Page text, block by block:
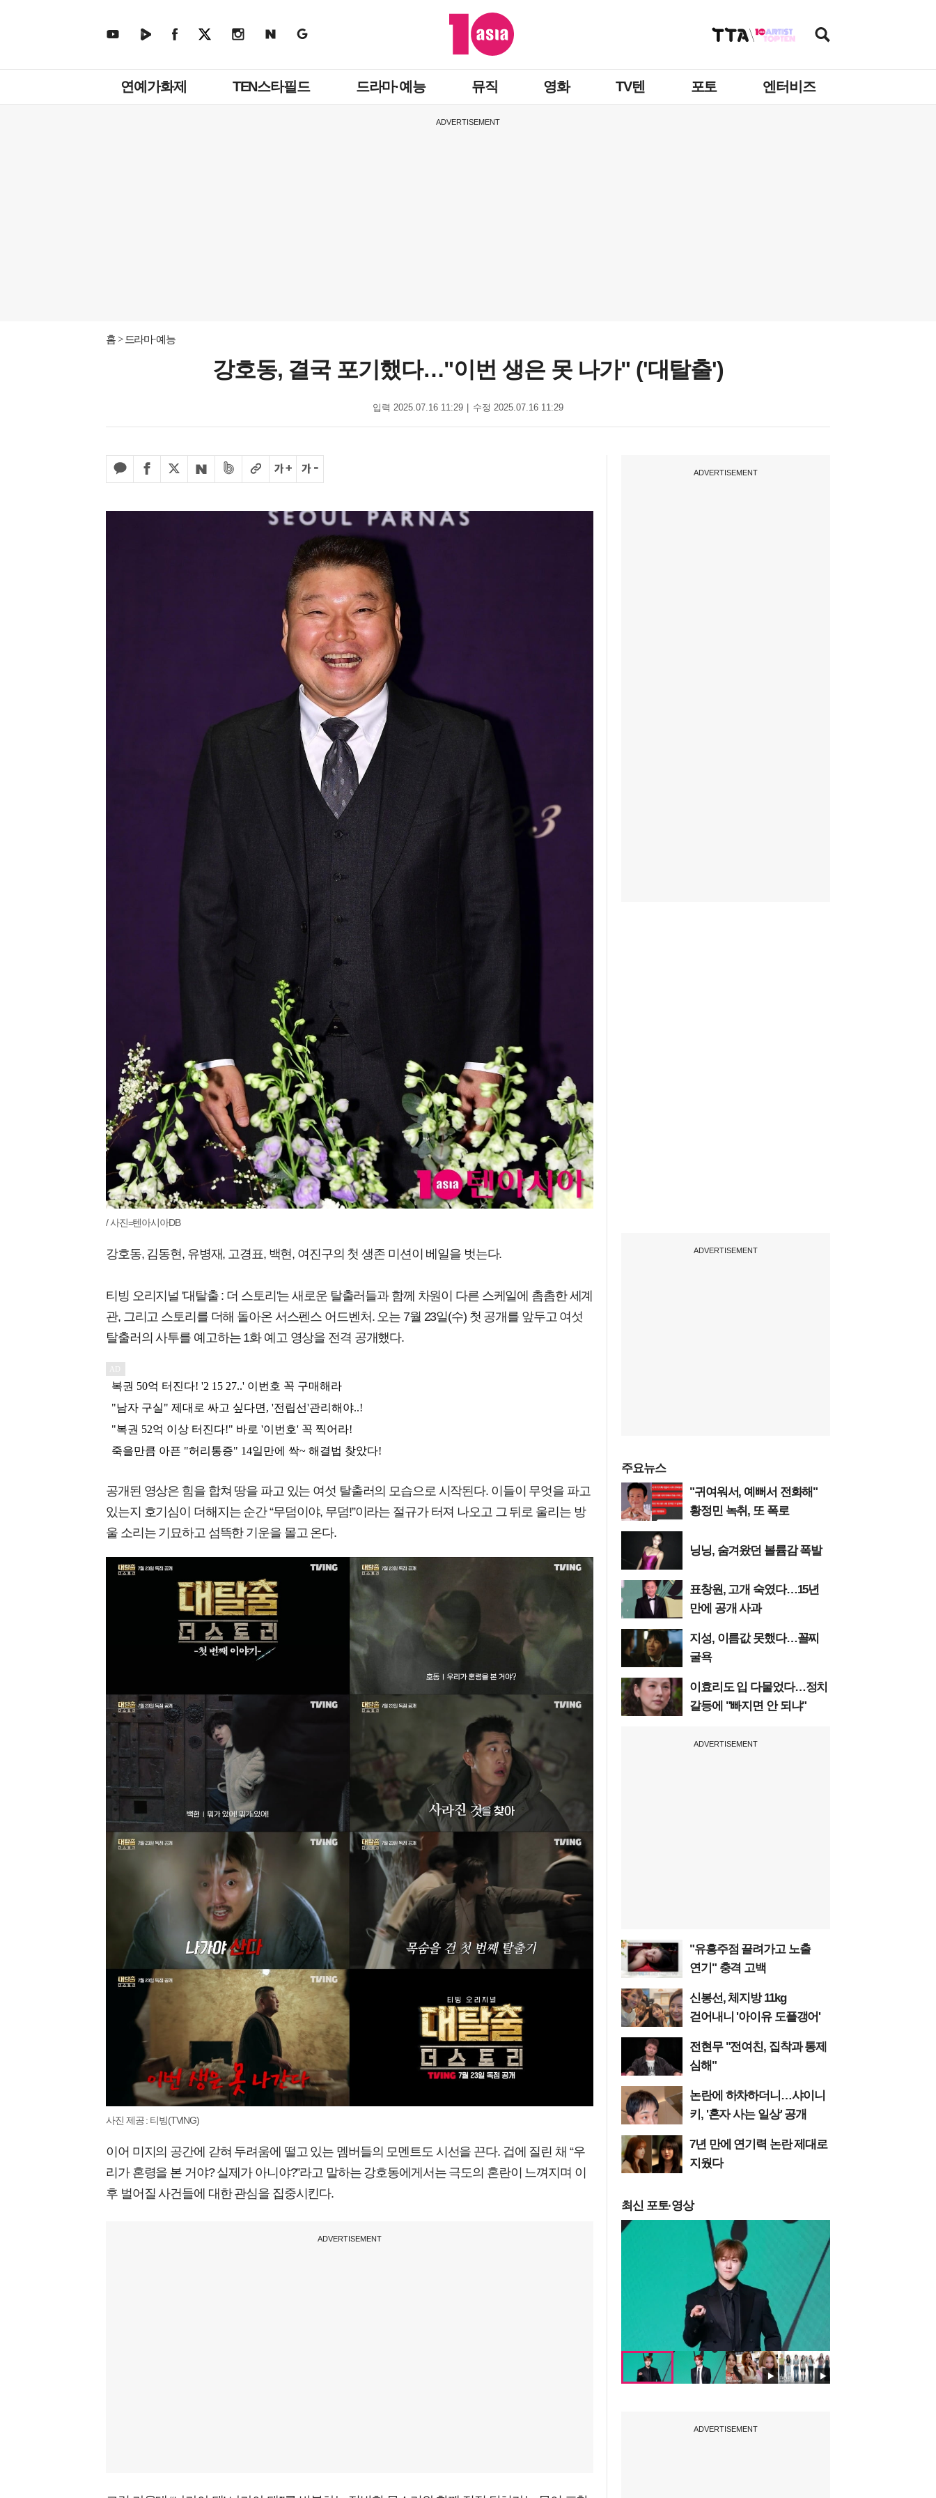
뉴
연예가화제 TEN스타필드 드라마·예능 뮤직 영화 TV텐 포토 엔터비즈
ADVERTISEMENT
홈 드라마·예능
강호동, 결국 포기했다…"이번 생은 못 나가" ('대탈출')
입력 2025.07.16 11:29 수정 2025.07.16 11:29
/ 사진=텐아시아DB
강호동, 김동현, 유병재, 고경표, 백현, 여진구의 첫 생존 미션이 베일을 벗는다.
티빙 오리지널 '대탈출 : 더 스토리'는 새로운 탈출러들과 함께 차원이 다른 스케일에 촘촘한 세계
관, 그리고 스토리를 더해 돌아온 서스펜스 어드벤처. 오는 7월 23일(수) 첫 공개를 앞두고 여섯
탈출러의 사투를 예고하는 1화 예고 영상을 전격 공개했다.
공개된 영상은 힘을 합쳐 땅을 파고 있는 여섯 탈출러의 모습으로 시작된다. 이들이 무엇을 파고
있는지 호기심이 더해지는 순간 “무덤이야, 무덤!”이라는 절규가 터져 나오고 그 뒤로 울리는 방
울 소리는 기묘하고 섬뜩한 기운을 몰고 온다.
사진 제공 : 티빙(TVING)
이어 미지의 공간에 갇혀 두려움에 떨고 있는 멤버들의 모멘트도 시선을 끈다. 겁에 질린 채 “우
리가 혼령을 본 거야? 실제가 아니야?”라고 말하는 강호동에게서는 극도의 혼란이 느껴지며 이
후 벌어질 사건들에 대한 관심을 집중시킨다.
ADVERTISEMENT
ADVERTISEMENT
ADVERTISEMENT
주요뉴스
"귀여워서, 예뻐서 전화해"
황정민 녹취, 또 폭로
닝닝, 숨겨왔던 볼륨감 폭발
표창원, 고개 숙였다…15년
만에 공개 사과
지성, 이름값 못했다…꼴찌
굴욕
이효리도 입 다물었다…정치
갈등에 "빠지면 안 되냐"
ADVERTISEMENT
"유흥주점 끌려가고 노출
연기" 충격 고백
신봉선, 체지방 11kg
걷어내니 '아이유 도플갱어'
전현무 "전여친, 집착과 통제
심해"
논란에 하차하더니…샤이니
키, '혼자 사는 일상' 공개
7년 만에 연기력 논란 제대로
지웠다
최신 포토·영상
ADVERTISEMENT